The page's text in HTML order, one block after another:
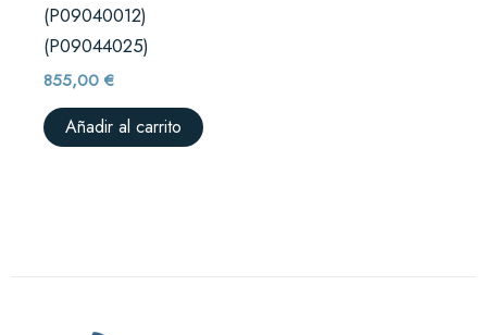
(P09040012)
(P09044025)
855,00€
Añadir al carrito